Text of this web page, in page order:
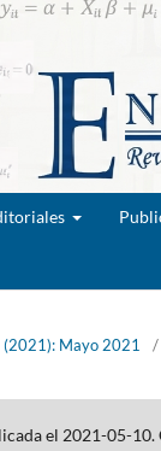
(2021): Mayo 2021 /
el 2021-05-10.